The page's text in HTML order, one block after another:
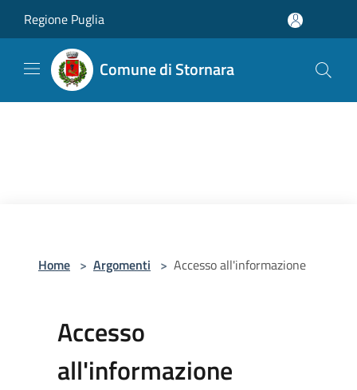
Regione Puglia
Comune di Stornara
Home > Argomenti > Accesso all'informazione
Accesso
all'informazione